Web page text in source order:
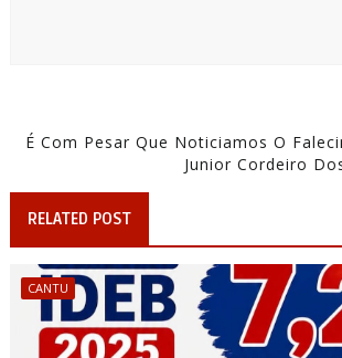
É Com Pesar Que Noticiamos O
Junior Cordeiro
RELATED POST
CANTU